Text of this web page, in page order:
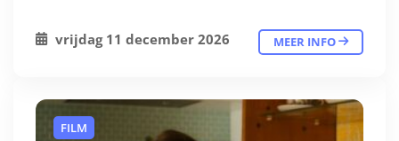
vrijdag 11 december 2026 MEER INFO
FILM